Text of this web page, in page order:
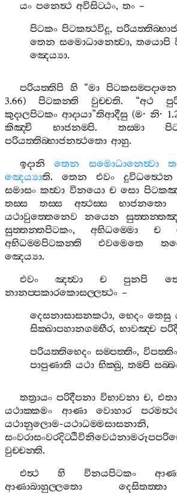
යං පනෙත්‍ථ අවිසිට‍්ඨං, තං–
පිටකං පිටකත්‍ථවිදූ,
තෙන සමොධානෙත්‍වා,තයොපි
ඤෙය්‍යා.
පරියත‍්තිපි හි “මා
3.66) පිටකන‍්ති වුච‍්චති. “අථ
කුදාලපිටකං ආදායා”තිආදීසු (ම·නි·
කිඤ‍්චි
භාජනම‍්පි. තස‍්මා
පරියත‍්තිබ‍්භාජනත්‍ථතො ආහු.
ඉදානි
තෙන සමොධානෙත්‍වා
ඤෙය්‍යාති. තෙන එවං දුවිධත්‍ථෙන
සමාසං කත්‍වා විනයො ච සො
තස‍්ස
තස‍්ස අත්‍ථස‍්ස භාජනතො
යථාවුත‍්තෙනෙව
නයෙන
සුත‍්තන‍්තපිටකං, අභිධම‍්මො ච
අභිධම‍්මපිටකන‍්ති
එවමෙතෙ
ඤෙය්‍යා.
එවං
ඤත්‍වා ච පුනපි
නානප‍්පකාරකොසල‍්ලත්‍ථං –
දෙසනාසාසනකථා,භෙදං තෙසු
සික‍්ඛාපහානගම‍්භීර,භාවඤ‍්ච
පරියත‍්තිභෙදං සම‍්පත‍්තිං,විපත‍්තිං
පාපුණාති යථා භික‍්ඛු,තම‍්පි
තත්‍රායං පරිදීපනා විභාවනා ච,
යථාක‍්කමං
ආණා වොහාර
යථානුලොම-යථාධම‍්මසාසනානි,
වුච‍්චන‍්ති.
එත්‍ථ
හි විනයපිටකං
ආණාබාහුල‍්ලතො
දෙසිතත‍්තා